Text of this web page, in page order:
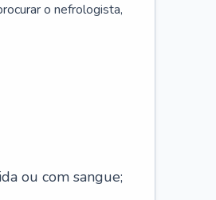
o nefrologista,
ou com sangue;